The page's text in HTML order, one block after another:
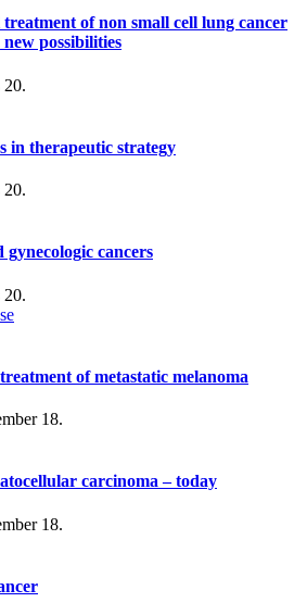
of non small cell lung cancer
new possibilities
20.
in therapeutic strategy
20.
cancers
20.
of metastatic melanoma
18.
carcinoma – today
18.